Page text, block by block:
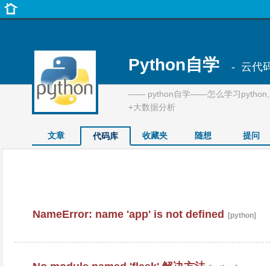
Python自学 - 云代
—— python自学——怎么学习python,
+大数据分析
文章 代码库 收藏夹 随想 提问
NameError: name 'app' is not defined [python]